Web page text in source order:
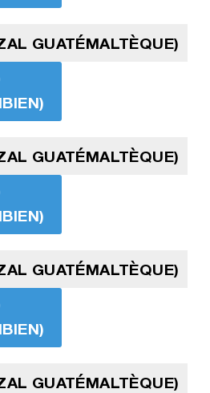
GUATÉMALTÈQUE)
GUATÉMALTÈQUE)
GUATÉMALTÈQUE)
GUATÉMALTÈQUE)